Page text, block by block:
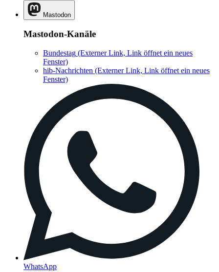
Mastodon
Mastodon-Kanäle
Bundestag (Externer Link, Link öffnet ein neues
Fenster)
hib-Nachrichten (Externer Link, Link öffnet ein neues
Fenster)
WhatsApp